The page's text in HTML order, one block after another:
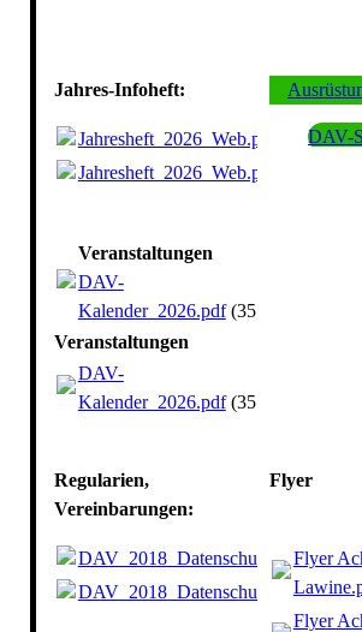
Jahres-Infoheft:
Jahresheft_2026_Web.pdf
(5.8MB)
Jahresheft_2026_Web.pdf
DAV-
Veranstaltungen
DAV-
Kalender_2026.pdf(35.48KB)
Veranstaltungen
DAV-
Kalender_2026.pdf(35.48KB)
Regularien,
Vereinbarungen:
Flyer
DAV_2018_Datenschutz.pdf
DAV_2018_Datenschutz.pdf
Flyer
Flyer